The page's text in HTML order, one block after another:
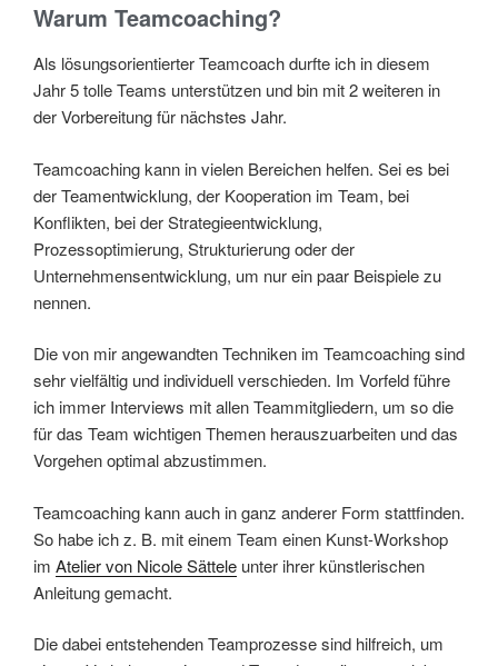
Warum Teamcoaching?
Als lösungsorientierter Teamcoach durfte ich in diesem
Jahr 5 tolle Teams unterstützen und bin mit 2 weiteren in
der Vorbereitung für nächstes Jahr.
Teamcoaching kann in vielen Bereichen helfen. Sei es bei
der Teamentwicklung, der Kooperation im Team, bei
Konflikten, bei der Strategieentwicklung,
Prozessoptimierung, Strukturierung oder der
Unternehmensentwicklung, um nur ein paar Beispiele zu
nennen.
Die von mir angewandten Techniken im Teamcoaching sind
sehr vielfältig und individuell verschieden. Im Vorfeld führe
ich immer Interviews mit allen Teammitgliedern, um so die
für das Team wichtigen Themen herauszuarbeiten und das
Vorgehen optimal abzustimmen.
Teamcoaching kann auch in ganz anderer Form stattfinden.
So habe ich z. B. mit einem Team einen Kunst-Workshop
im Atelier von Nicole Sättele unter ihrer künstlerischen
Anleitung gemacht.
Die dabei entstehenden Teamprozesse sind hilfreich, um